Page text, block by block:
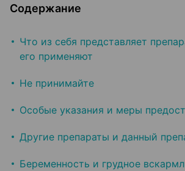
Содержание
Что из себя представляет
его применяют
Не принимайте
Особые указания и меры
Другие препараты и данный
Беременность и грудное